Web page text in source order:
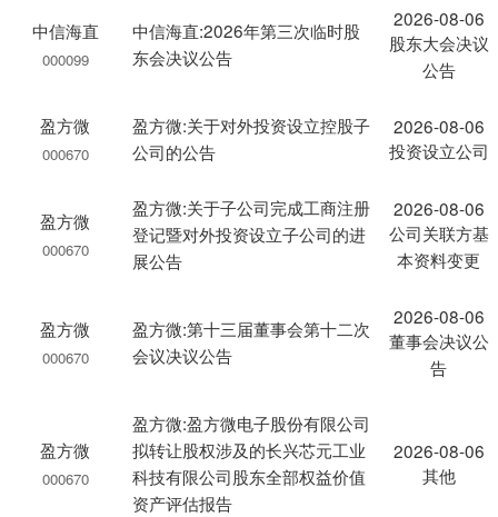
中信海直
000099
中信海直:2026年第三次临时股
东会决议公告
2026-08-06
股东大会决议
公告
盈方微
000670
盈方微:关于对外投资设立控股子
公司的公告
2026-08-06
投资设立公司
盈方微
000670
盈方微:关于子公司完成工商注册
登记暨对外投资设立子公司的进
展公告
2026-08-06
公司关联方基
本资料变更
盈方微
000670
盈方微:第十三届董事会第十二次
会议决议公告
2026-08-06
董事会决议公
告
盈方微
000670
盈方微:盈方微电子股份有限公司
拟转让股权涉及的长兴芯元工业
科技有限公司股东全部权益价值
资产评估报告
2026-08-06
其他